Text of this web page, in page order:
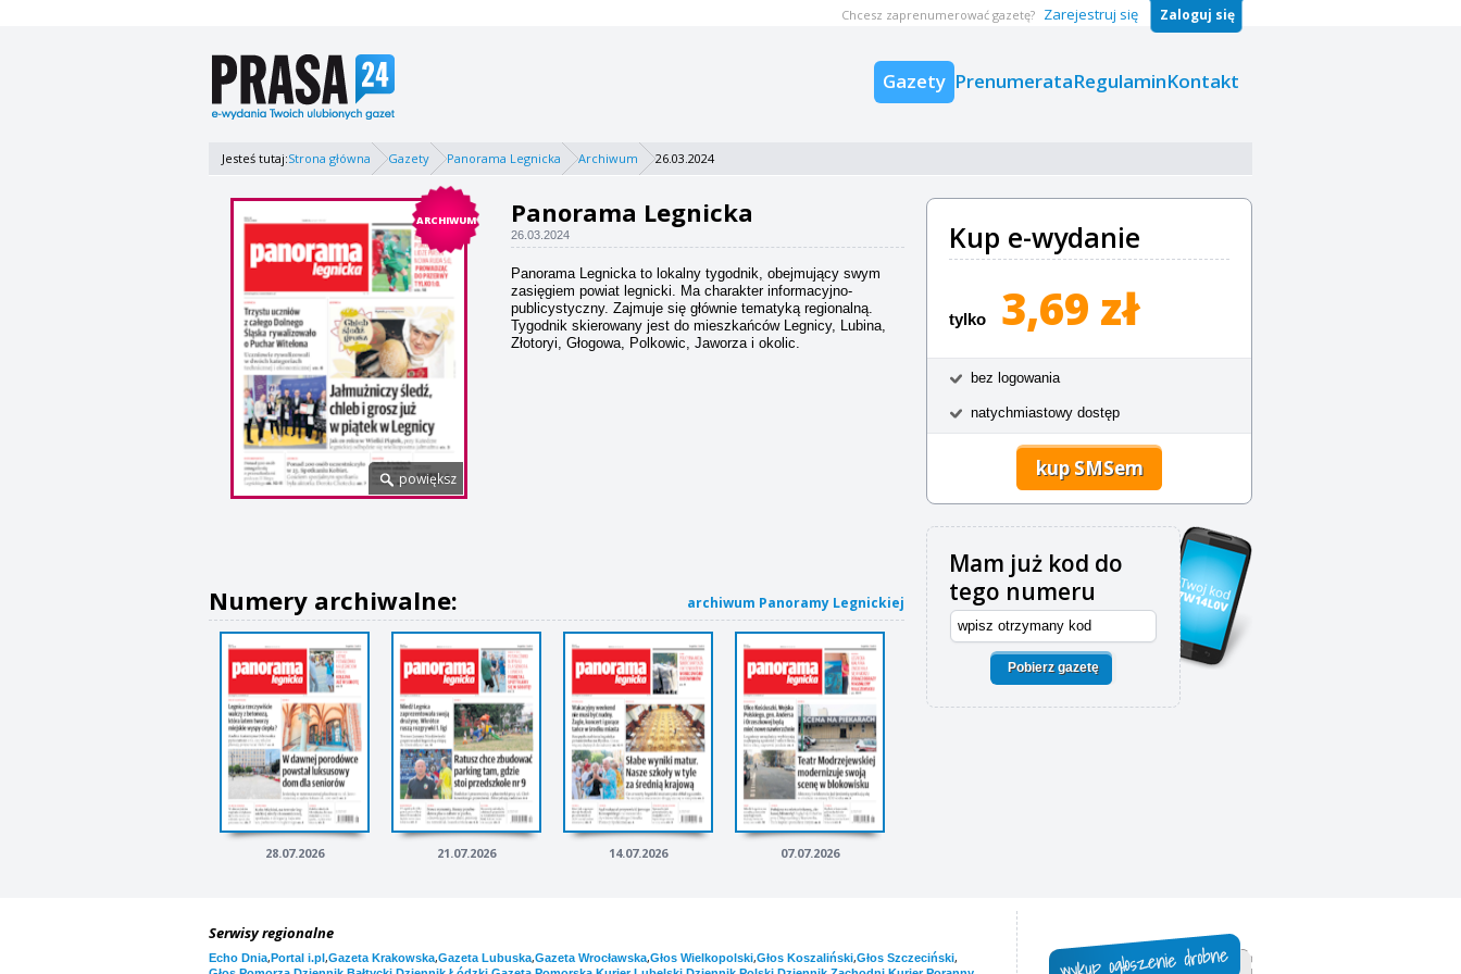
Gazety PrenumerataRegulaminKontakt
Chcesz zaprenumerować gazetę? Zarejestruj się Zaloguj się
Jesteś tutaj:Strona główna Gazety Panorama Legnicka Archiwum 26.03.2024
ARCHIWUM
powiększ
Panorama Legnicka
26.03.2024
Panorama Legnicka to lokalny tygodnik, obejmujący swym
zasięgiem powiat legnicki. Ma charakter informacyjno-
publicystyczny. Zajmuje się głównie tematyką regionalną.
Tygodnik skierowany jest do mieszkańców Legnicy, Lubina,
Złotoryi, Głogowa, Polkowic, Jaworza i okolic.
Kup e-wydanie
tylko 3,69 zł
bez logowania
natychmiastowy dostęp
kup SMSem
Mam już kod do
tego numeru
Pobierz gazetę
Numery archiwalne: archiwum Panoramy Legnickiej
28.07.2026 21.07.2026 14.07.2026 07.07.2026
Serwisy regionalne
Echo Dnia,Portal i.pl,Gazeta Krakowska,Gazeta Lubuska,Gazeta Wrocławska,Głos Wielkopolski,Głos Koszaliński,Głos Szczeciński,